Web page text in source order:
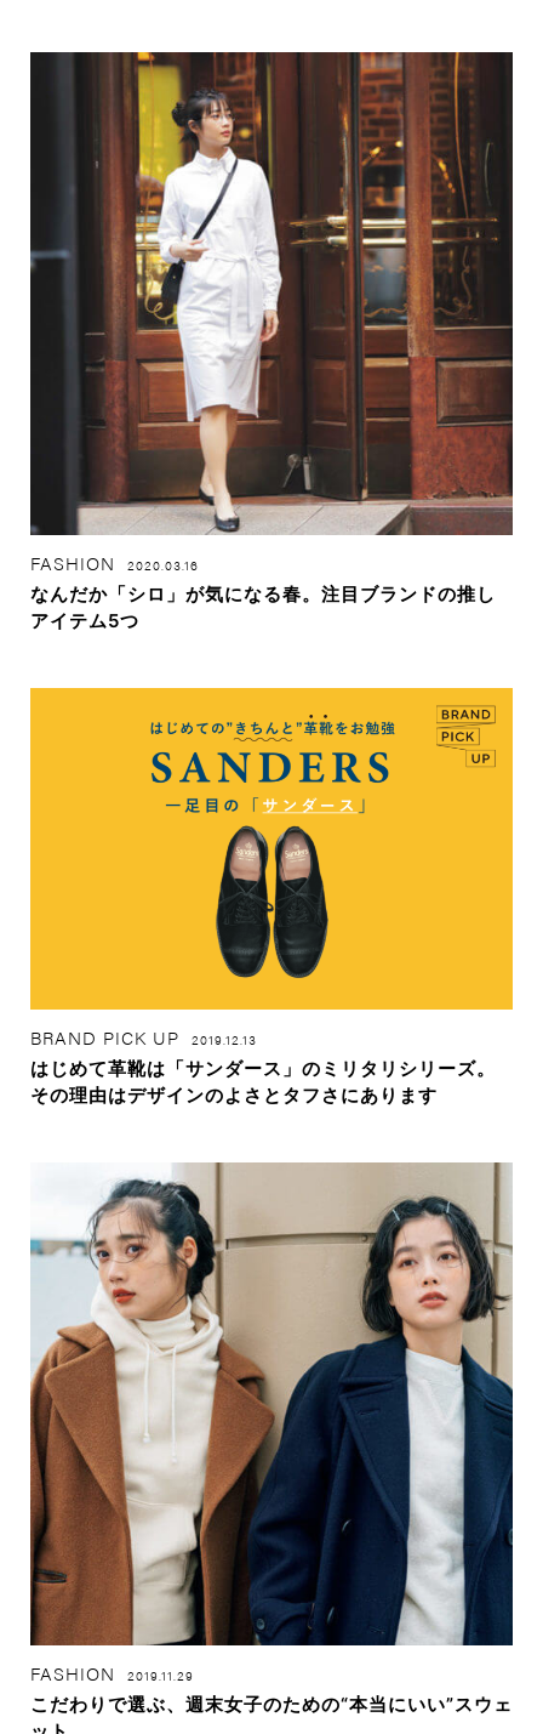
FASHION 2020.03.16
なんだか「シロ」が気になる春。注目ブランドの推し
アイテム5つ
BRAND PICK UP 2019.12.13
はじめて革靴は「サンダース」のミリタリシリーズ。
その理由はデザインのよさとタフさにあります
FASHION 2019.11.29
こだわりで選ぶ、週末女子のための“本当にいい”スウェ